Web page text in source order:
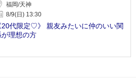
福岡/天神
8/9(日) 13:30
20代限定♡》 親友みたいに仲のいい関
が理想の方